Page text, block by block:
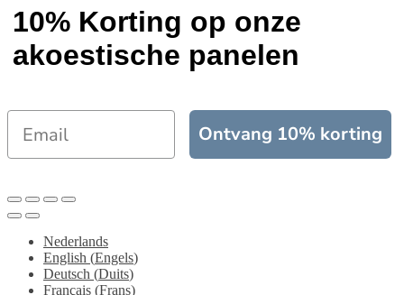
10% Korting op onze
akoestische panelen
Ontvang 10% korting
Nederlands
English (Engels)
Deutsch (Duits)
Français (Frans)